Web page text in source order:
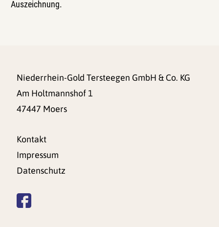
Auszeichnung.
Niederrhein-Gold Tersteegen GmbH & Co. KG
Am Holtmannshof 1
47447 Moers
Kontakt
Impressum
Datenschutz